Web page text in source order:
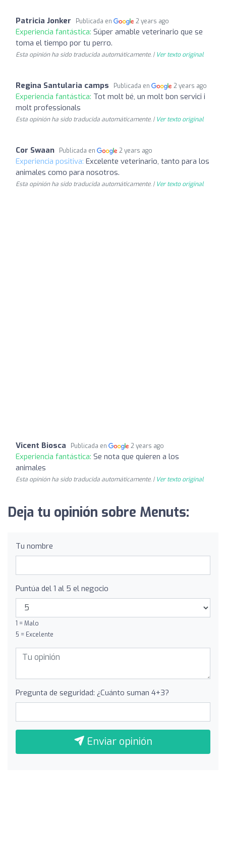
Patricia Jonker Publicada en 2 years ago
Experiencia fantástica: Súper amable veterinario que se
toma el tiempo por tu perro.
Esta opinión ha sido traducida automáticamente. | Ver texto original
Regina Santularia camps Publicada en 2 years ago
Experiencia fantástica: Tot molt bé, un molt bon servici i
molt professionals
Esta opinión ha sido traducida automáticamente. | Ver texto original
Cor Swaan Publicada en 2 years ago
Experiencia positiva: Excelente veterinario, tanto para los
animales como para nosotros.
Esta opinión ha sido traducida automáticamente. | Ver texto original
Vicent Biosca Publicada en 2 years ago
Experiencia fantástica: Se nota que quieren a los
animales
Esta opinión ha sido traducida automáticamente. | Ver texto original
Deja tu opinión sobre Menuts:
Tu nombre
Puntúa del 1 al 5 el negocio
1 = Malo
5 = Excelente
Pregunta de seguridad: ¿Cuánto suman 4+3?
Enviar opinión